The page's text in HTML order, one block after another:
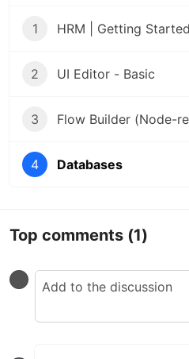
1 HRM | Getting Started
2 UI Editor - Basic
3 Flow Builder (Node-
4 Databases
Top comments (1)